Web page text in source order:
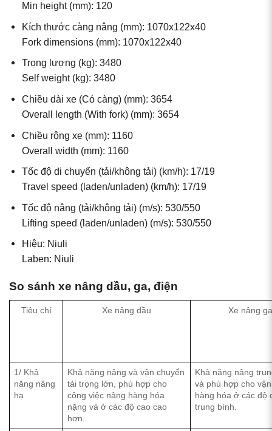
Min height (mm): 120
Kích thước càng nâng (mm): 1070x122x40
Fork dimensions (mm): 1070x122x40
Trọng lượng (kg): 3480
Self weight (kg): 3480
Chiều dài xe (Có càng) (mm): 3654
Overall length (With fork) (mm): 3654
Chiều rộng xe (mm): 1160
Overall width (mm): 1160
Tốc độ di chuyển (tải/không tải) (km/h): 17/19
Travel speed (laden/unladen) (km/h): 17/19
Tốc độ nâng (tải/không tải) (m/s): 530/550
Lifting speed (laden/unladen) (m/s): 530/550
Hiệu: Niuli
Laben: Niuli
So sánh xe nâng dầu, ga, điện
Tiêu chí Xe nâng dầu Xe nâng ga
1/ Khả
năng nâng
hạ
Khả năng nâng và vận chuyển
tải trọng lớn, phù hợp cho
công việc nâng hàng hóa
nặng và ở các độ cao cao
hơn.
Khả năng nâng
và phù hợp cho
hàng hóa ở các độ
trung bình.